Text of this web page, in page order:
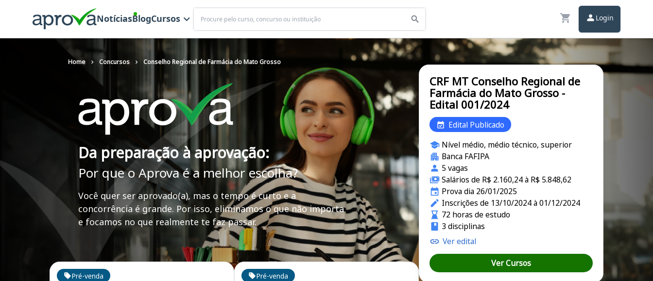
NotíciasBlogCursos
Buscar
Login
Home Concursos Conselho Regional de Farmácia do Mato Grosso
Da preparação à aprovação:
Por que o Aprova é a melhor escolha?
Você quer ser aprovado(a), mas o tempo é curto e a
concorrência é grande. Por isso, eliminamos o que não importa
e focamos no que realmente te faz passar.
Cursos em destaque para passar no concurso CRF MT
Pré-venda
Pré-venda
CRF MT Conselho Regional de
Farmácia do Mato Grosso -
Edital 001/2024
Edital Publicado
Nível médio, médio técnico, superior
Banca FAFIPA
5 vagas
Salários de R$ 2.160,24 à R$ 5.848,62
Prova dia 26/01/2025
Inscrições de 13/10/2024 à 01/12/2024
72 horas de estudo
3 disciplinas
Ver edital
Ver Cursos